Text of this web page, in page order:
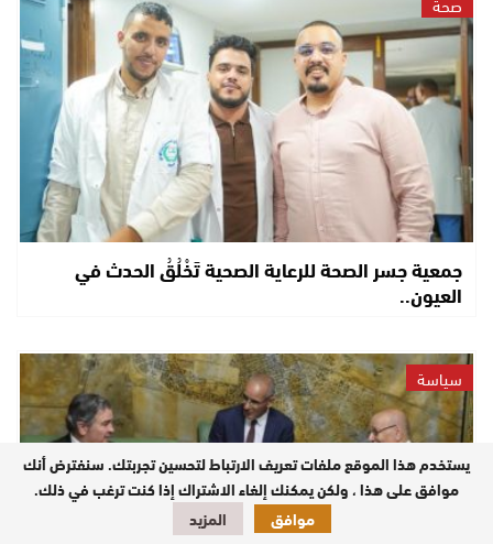
جمعية جسر الصحة للرعاية الصحية تَخْلُقُ الحدث في
العيون..
سياسة
يستخدم هذا الموقع ملفات تعريف الارتباط لتحسين تجربتك. سنفترض أنك
موافق على هذا ، ولكن يمكنك إلغاء الاشتراك إذا كنت ترغب في ذلك.
موافق
المزيد